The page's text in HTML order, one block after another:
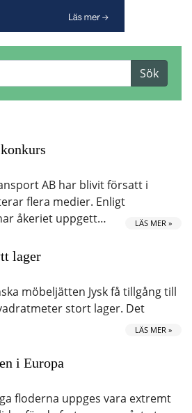
AB har blivit försatt i
flera medier. Enligt
åkeriet uppgett…
LÄS MER »
lager
möbeljätten Jysk få tillgång till
stort lager. Det
LÄS MER »
i Europa
floderna uppges vara extremt